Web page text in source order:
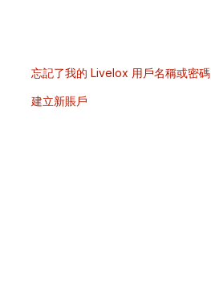
忘記了我的 Livelox 用戶名稱或密碼
建立新賬戶